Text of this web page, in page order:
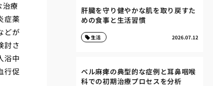
治療
症薬
どが
討さ
浴中
行促
肝臓を守り健やかな肌を取り戻すた
めの食事と生活習慣
2026.07.12
生活
ベル麻痺の典型的な症例と耳鼻咽喉
科での初期治療プロセスを分析